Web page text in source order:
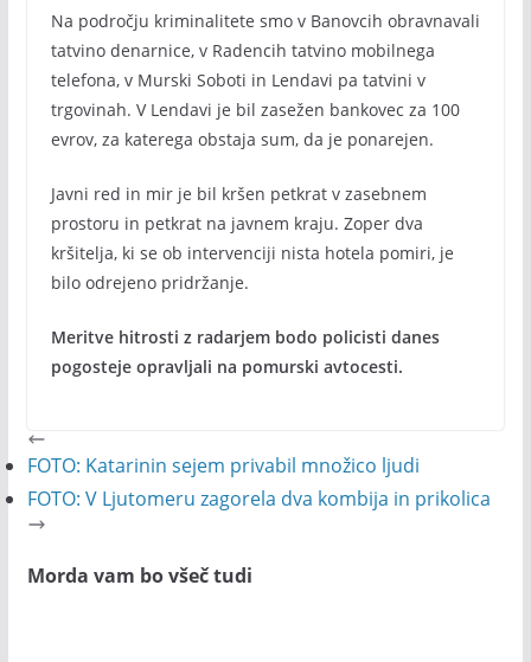
Na področju kriminalitete smo v Banovcih obravnavali
tatvino denarnice, v Radencih tatvino mobilnega
telefona, v Murski Soboti in Lendavi pa tatvini v
trgovinah. V Lendavi je bil zasežen bankovec za 100
evrov, za katerega obstaja sum, da je ponarejen.
Javni red in mir je bil kršen petkrat v zasebnem
prostoru in petkrat na javnem kraju. Zoper dva
kršitelja, ki se ob intervenciji nista hotela pomiri, je
bilo odrejeno pridržanje.
Meritve hitrosti z radarjem bodo policisti danes
pogosteje opravljali na pomurski avtocesti.
FOTO: Katarinin sejem privabil množico ljudi
FOTO: V Ljutomeru zagorela dva kombija in prikolica
Morda vam bo všeč tudi